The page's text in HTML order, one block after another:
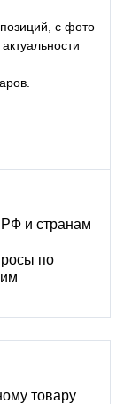
с фото
и странам
по
товару